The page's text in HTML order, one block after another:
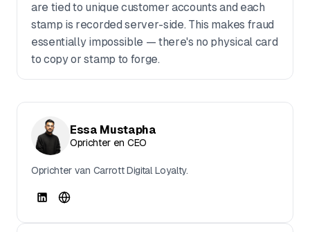
are tied to unique customer accounts and each
stamp is recorded server-side. This makes fraud
essentially impossible — there's no physical card
to copy or stamp to forge.
Essa Mustapha
Oprichter en CEO
Oprichter van Carrott Digital Loyalty.